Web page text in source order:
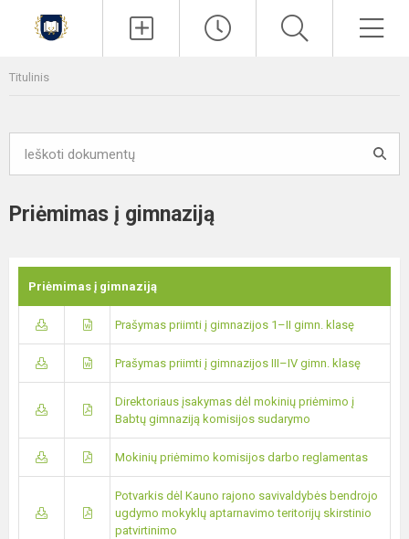
Titulinis
Priėmimas į gimnaziją
Priėmimas į gimnaziją
Prašymas priimti į gimnazijos 1–II gimn. klasę
Prašymas priimti į gimnazijos III–IV gimn. klasę
Direktoriaus įsakymas dėl mokinių priėmimo į
Babtų gimnaziją komisijos sudarymo
Mokinių priėmimo komisijos darbo reglamentas
Potvarkis dėl Kauno rajono savivaldybės bendrojo
ugdymo mokyklų aptarnavimo teritorijų skirstinio
patvirtinimo